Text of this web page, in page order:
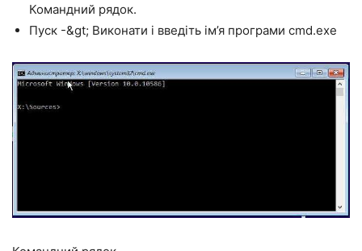
Командний рядок.
Пуск -&gt; Виконати і введіть ім’я програми cmd.exe